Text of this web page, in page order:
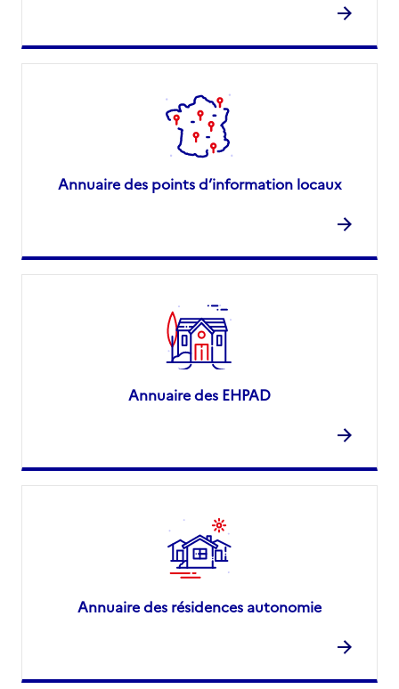
Annuaire des points d’information locaux
Annuaire des EHPAD
Annuaire des résidences autonomie